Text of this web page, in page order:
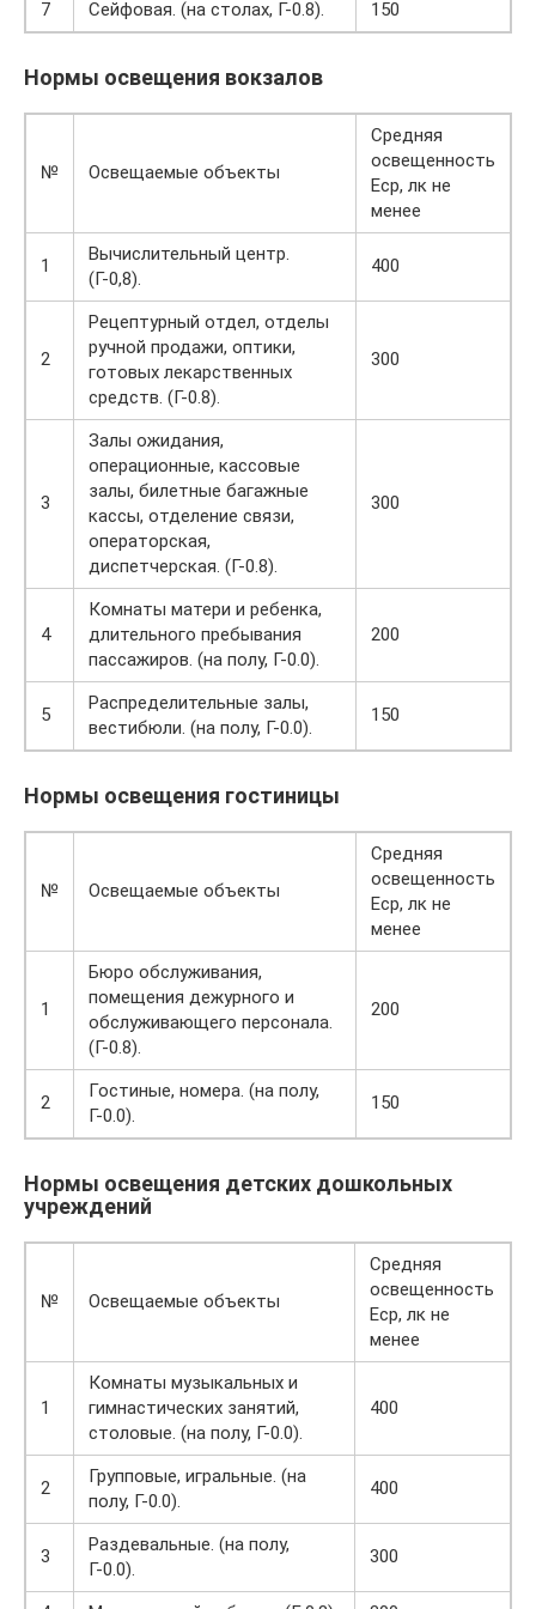
7 Сейфовая. (на столах, Г-0.8). 150
Нормы освещения вокзалов
№ Освещаемые объекты
Средняя
освещенность
Еср, лк не
менее
1
Вычислительный центр.
(Г-0,8).
400
2
Рецептурный отдел, отделы
ручной продажи, оптики,
готовых лекарственных
средств. (Г-0.8).
300
3
Залы ожидания,
операционные, кассовые
залы, билетные багажные
кассы, отделение связи,
операторская,
диспетчерская. (Г-0.8).
300
4
Комнаты матери и ребенка,
длительного пребывания
пассажиров. (на полу, Г-0.0).
200
5
Распределительные залы,
вестибюли. (на полу, Г-0.0).
150
Нормы освещения гостиницы
№ Освещаемые объекты
Средняя
освещенность
Еср, лк не
менее
1
Бюро обслуживания,
помещения дежурного и
обслуживающего персонала.
(Г-0.8).
200
2
Гостиные, номера. (на полу,
Г-0.0).
150
Нормы освещения детских дошкольных
учреждений
№ Освещаемые объекты
Средняя
освещенность
Еср, лк не
менее
1
Комнаты музыкальных и
гимнастических занятий,
столовые. (на полу, Г-0.0).
400
2
Групповые, игральные. (на
полу, Г-0.0).
400
3
Раздевальные. (на полу,
Г-0.0).
300